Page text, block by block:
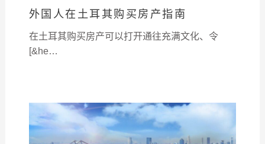
外国人在土耳其购买房产指南
在土耳其购买房产可以打开通往充满文化、令
[&he…